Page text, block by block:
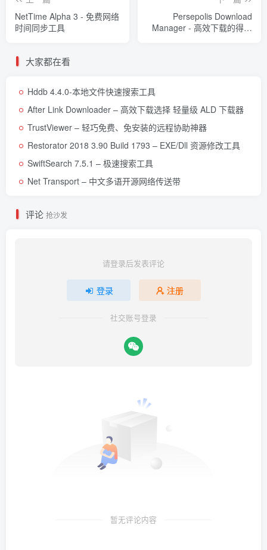
NetTime Alpha 3 - 免费网络
时间同步工具
Persepolis Download
Manager - 高效下载的得力
大家都在看
Hddb 4.4.0-本地文件快速搜索工具
After Link Downloader – 高效下载选择 轻量级 ALD 下载器
TrustViewer – 轻巧免费、免安装的远程协助神器
Restorator 2018 3.90 Build 1793 – EXE/Dll 资源修改工具
SwiftSearch 7.5.1 – 极速搜索工具
Net Transport – 中文多语开源网络传送带
评论 抢沙发
请登录后发表评论
登录 注册
社交账号登录
暂无评论内容